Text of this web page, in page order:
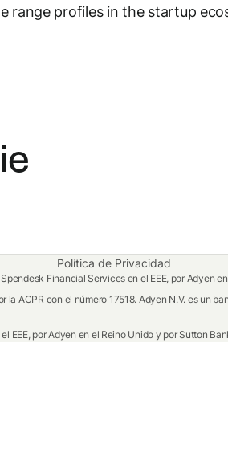
range profiles in the startup
Política de Privacidad
Financial Services en el EEE, por Adyen
ACPR con el número 17518. Adyen N.V. es un
por Adyen en el Reino Unido y por Sutton